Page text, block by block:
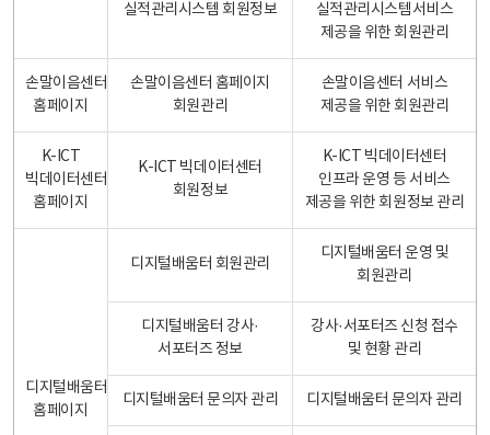
실적관리시스템 회원정보
실적관리시스템서비스
제공을 위한 회원관리
손말이음센터
홈페이지
손말이음센터 홈페이지
회원관리
손말이음센터 서비스
제공을 위한 회원관리
K-ICT
빅데이터센터
홈페이지
K-ICT 빅데이터센터
회원정보
K-ICT 빅데이터센터
인프라 운영 등 서비스
제공을 위한 회원정보 관리
디지털배움터
홈페이지
디지털배움터 회원관리
디지털배움터 운영 및
회원관리
디지털배움터 강사·
서포터즈 정보
강사·서포터즈 신청 접수
및 현황 관리
디지털배움터 문의자 관리 디지털배움터 문의자 관리